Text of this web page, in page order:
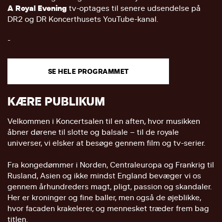
A Royal Evening tv-optages til senere udsendelse på
DR2 og DR Koncerthusets YouTube-kanal.
-
SE HELE PROGRAMMET
KÆRE PUBLIKUM
Velkommen i Koncertsalen til en aften, hvor musikken
åbner dørene til slotte og balsale – til de royale
universer, vi elsker at besøge gennem film og tv-serier.
Fra kongedømmer i Norden, Centraleuropa og Frankrig til
Rusland, Asien og ikke mindst England bevæger vi os
gennem århundreders magt, pligt, passion og skandaler.
Her er kroninger og fine baller, men også de øjeblikke,
hvor facaden krakelerer, og mennesket træder frem bag
titlen.